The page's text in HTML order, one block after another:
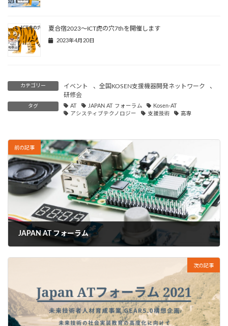
夏合宿2023～ICT虎の穴7thを開催します
2023年4月20日
カテゴリー イベント 、 全国KOSEN支援機器開発ネットワーク
、
研修会
タグ AT JAPAN AT フォーラム
Kosen-AT
アシスティブテクノロジー
支援技術 高専
前の記事
JAPAN AT フォーラム
次の記事